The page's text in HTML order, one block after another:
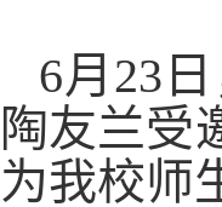
6月23
陶友兰受
为我校师